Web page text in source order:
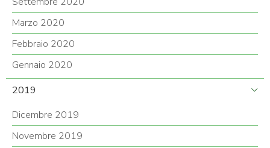
Marzo 2020
Febbraio 2020
Gennaio 2020
2019
Dicembre 2019
Novembre 2019